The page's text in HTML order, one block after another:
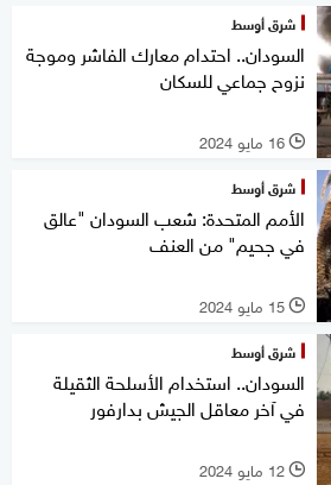
شرق أوسط
السودان.. احتدام معارك الفاشر وموجة
نزوح جماعي للسكان
l 16 مايو 2024
شرق أوسط
الأمم المتحدة: شعب السودان "عالق
في جحيم" من العنف
l 15 مايو 2024
شرق أوسط
السودان.. استخدام الأسلحة الثقيلة
في آخر معاقل الجيش بدارفور
l 12 مايو 2024